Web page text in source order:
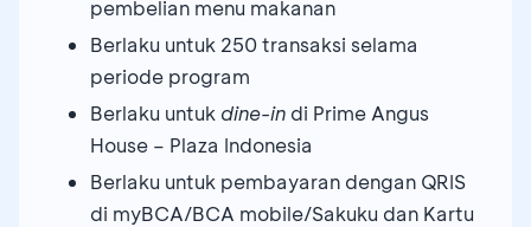
pembelian menu makanan
Berlaku untuk 250 transaksi selama
periode program
Berlaku untuk dine-in di Prime Angus
House – Plaza Indonesia
Berlaku untuk pembayaran dengan QRIS
di myBCA/BCA mobile/Sakuku dan Kartu